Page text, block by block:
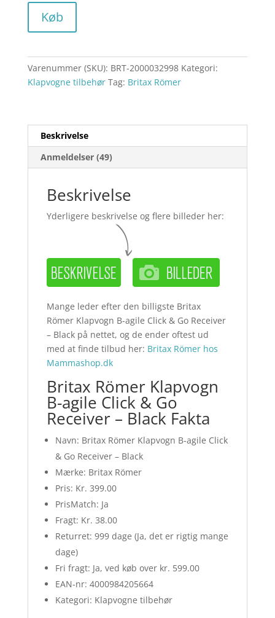
Køb
Varenummer (SKU): BRT-2000032998 Kategori:
Klapvogne tilbehør Tag: Britax Römer
Beskrivelse
Anmeldelser (49)
Beskrivelse
Yderligere beskrivelse og flere billeder her:
Mange leder efter den billigste Britax
Römer Klapvogn B-agile Click & Go Receiver
– Black på nettet, og de ender oftest ud
med at finde tilbud her: Britax Römer hos
Mammashop.dk
Britax Römer Klapvogn
B-agile Click & Go
Receiver – Black Fakta
Navn: Britax Römer Klapvogn B-agile Click
& Go Receiver – Black
Mærke: Britax Römer
Pris: Kr. 399.00
PrisMatch: Ja
Fragt: Kr. 38.00
Returret: 999 dage (Ja, det er rigtig mange
dage)
Fri fragt: Ja, ved køb over kr. 599.00
EAN-nr: 4000984205664
Kategori: Klapvogne tilbehør